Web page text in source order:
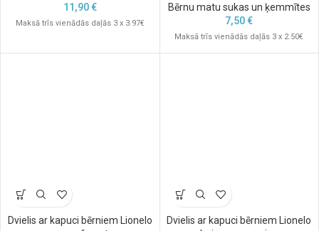
11,90€
Maksā trīs vienādās daļās 3 x 3.97€
Bērnu matu sukas un ķemmītes
7,50€
Maksā trīs vienādās daļās 3 x 2.50€
Dvielis ar kapuci bērniem Lionelo
Dvielis ar kapuci bērniem Lionelo